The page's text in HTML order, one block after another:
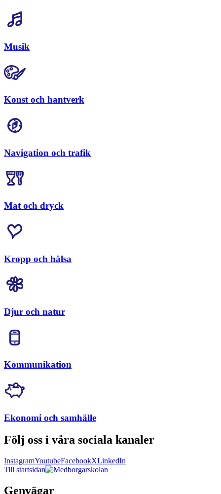
Musik
Konst och hantverk
Navigation och trafik
Mat och dryck
Kropp och hälsa
Djur och natur
Kommunikation
Ekonomi och samhälle
Följ oss i våra sociala kanaler
InstagramYoutubeFacebookXLinkedIn
Till startsidan
Genvägar